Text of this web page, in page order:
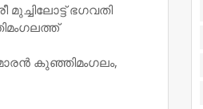
ഭഗവതി
കുഞ്ഞിമംഗലം,